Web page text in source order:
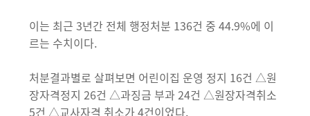
이는 최근 3년간 전체 행정처분 136건 중 44.9%에 이
르는 수치이다.
처분결과별로 살펴보면 어린이집 운영 정지 16건 △원
장자격정지 26건 △과징금 부과 24건 △원장자격취소
5건 △교사자격 취소가 4건이었다.